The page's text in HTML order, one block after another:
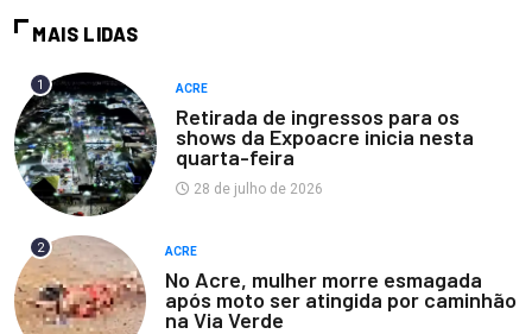
MAIS LIDAS
1 ACRE
Retirada de ingressos para os
shows da Expoacre inicia nesta
quarta-feira
28 de julho de 2026
2 ACRE
No Acre, mulher morre esmagada
após moto ser atingida por caminhão
na Via Verde